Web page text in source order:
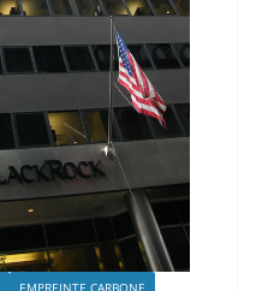
EMPREINTE CARBONE